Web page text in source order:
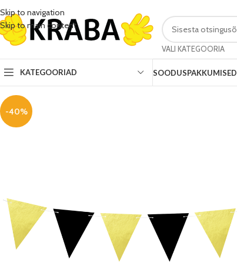
Skip to navigation
Skip to main content
VALI KATEGOORIA
KATEGOORIAD SOODUSPAKKUMISED
-40%